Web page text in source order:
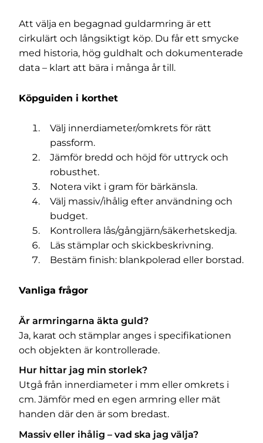
Att välja en begagnad guldarmring är ett
cirkulärt och långsiktigt köp. Du får ett smycke
med historia, hög guldhalt och dokumenterade
data – klart att bära i många år till.
Köpguiden i korthet
Välj innerdiameter/omkrets för rätt
passform.
Jämför bredd och höjd för uttryck och
robusthet.
Notera vikt i gram för bärkänsla.
Välj massiv/ihålig efter användning och
budget.
Kontrollera lås/gångjärn/säkerhetskedja.
Läs stämplar och skickbeskrivning.
Bestäm finish: blankpolerad eller borstad.
Vanliga frågor
Är armringarna äkta guld?
Ja, karat och stämplar anges i specifikationen
och objekten är kontrollerade.
Hur hittar jag min storlek?
Utgå från innerdiameter i mm eller omkrets i
cm. Jämför med en egen armring eller mät
handen där den är som bredast.
Massiv eller ihålig – vad ska jag välja?